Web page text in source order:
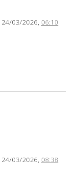
24/03/2026, 06:10
24/03/2026, 08:38